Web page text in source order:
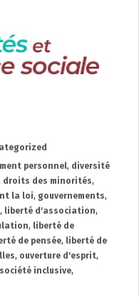
personnel, diversité
droits des minorités,
la loi, gouvernements,
, liberté d'association,
, liberté de
de pensée, liberté de
, ouverture d'esprit,
société inclusive,